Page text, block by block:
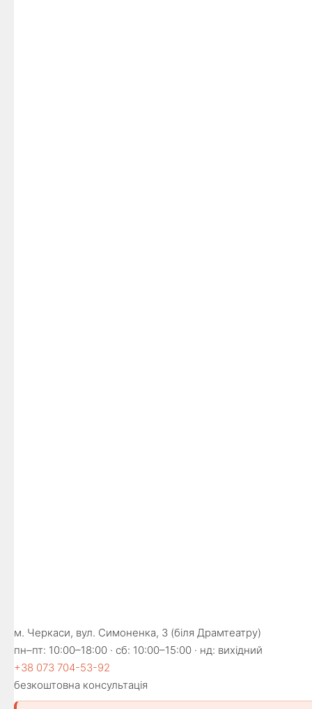
м. Черкаси, вул. Симоненка, 3 (біля Драмтеатру)
пн–пт: 10:00–18:00 · сб: 10:00–15:00 · нд: вихідний
+38 073 704-53-92
безкоштовна консультація